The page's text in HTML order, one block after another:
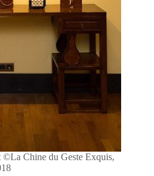
©La Chine du Geste Exquis,